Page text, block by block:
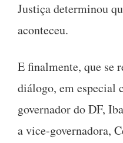
Justiça determinou
aconteceu.
E finalmente, que se
diálogo, em especial
governador do DF,
a vice-governadora,